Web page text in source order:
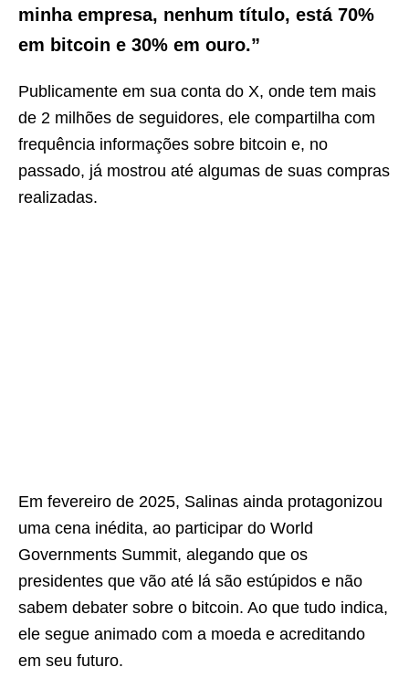
minha empresa, nenhum título, está 70%
em bitcoin e 30% em ouro.”
Publicamente em sua conta do X, onde tem mais
de 2 milhões de seguidores, ele compartilha com
frequência informações sobre bitcoin e, no
passado, já mostrou até algumas de suas compras
realizadas.
Em fevereiro de 2025, Salinas ainda protagonizou
uma cena inédita, ao participar do World
Governments Summit, alegando que os
presidentes que vão até lá são estúpidos e não
sabem debater sobre o bitcoin. Ao que tudo indica,
ele segue animado com a moeda e acreditando
em seu futuro.